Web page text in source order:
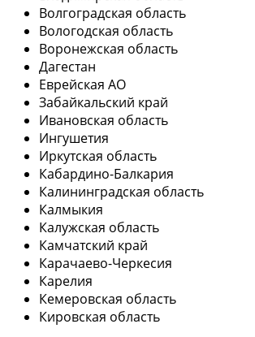
Волгоградская область
Вологодская область
Воронежская область
Дагестан
Еврейская АО
Забайкальский край
Ивановская область
Ингушетия
Иркутская область
Кабардино-Балкария
Калининградская область
Калмыкия
Калужская область
Камчатский край
Карачаево-Черкесия
Карелия
Кемеровская область
Кировская область